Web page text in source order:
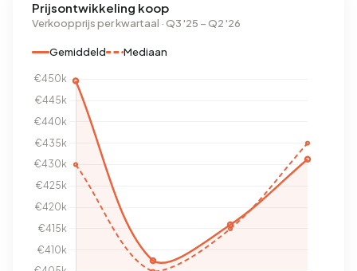
Prijsontwikkeling koop
Verkoopprijs per kwartaal · Q3 '25 – Q2 '26
Gemiddeld Mediaan